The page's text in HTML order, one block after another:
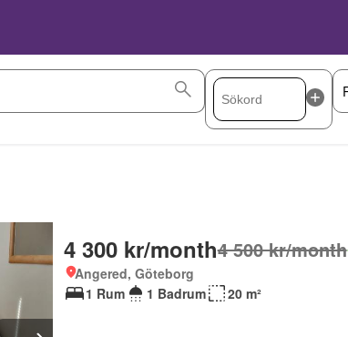
4 300 kr/month4 500 kr/month
Angered, Göteborg
1 Rum
1 Badrum 20 m²